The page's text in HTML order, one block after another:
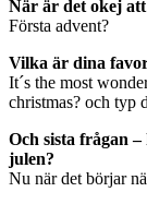
När är det okej
Första advent?
Vilka är dina
It´s the most
christmas? och typ
Och sista frågan
julen?
Nu när det börjar